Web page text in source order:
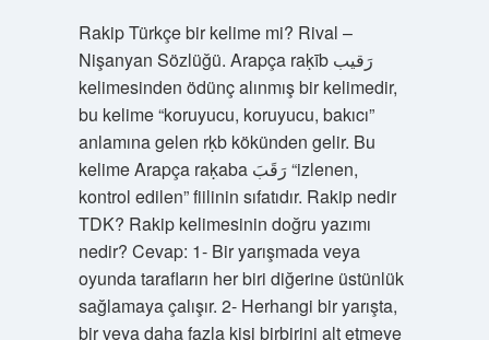
Rakip Türkçe bir kelime mi? Rival –
Nişanyan Sözlüğü. Arapça raḳīb رَقيب
kelimesinden ödünç alınmış bir kelimedir,
bu kelime “koruyucu, koruyucu, bakıcı”
anlamına gelen rḳb kökünden gelir. Bu
kelime Arapça raḳaba رَقَبَ “izlenen,
kontrol edilen” fiilinin sıfatıdır. Rakip nedir
TDK? Rakip kelimesinin doğru yazımı
nedir? Cevap: 1- Bir yarışmada veya
oyunda tarafların her biri diğerine üstünlük
sağlamaya çalışır. 2- Herhangi bir yarışta,
bir veya daha fazla kişi birbirini alt etmeye